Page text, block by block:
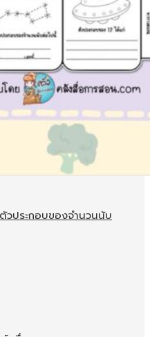
ประกอบของจำนวนนับ